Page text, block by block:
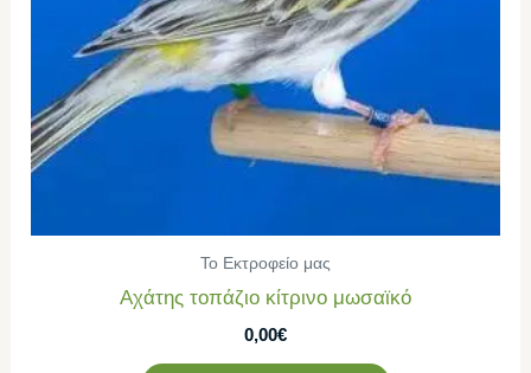
Το Εκτροφείο μας
Αχάτης τοπάζιο κίτρινο μωσαϊκό
0,00€